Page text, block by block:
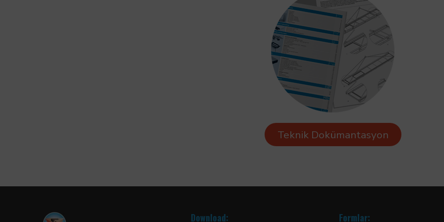
Teknik Dokümantasyon
Download: Formlar: